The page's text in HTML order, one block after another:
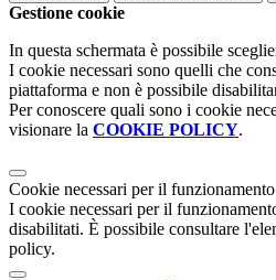
Gestione cookie
In questa schermata è possibile
I cookie necessari sono quelli che
piattaforma e non è possibile
Per conoscere quali sono i cookie
visionare la COOKIE POLICY.
Cookie necessari per il funzionamento
I cookie necessari per il
disabilitati. È possibile consultare
policy.